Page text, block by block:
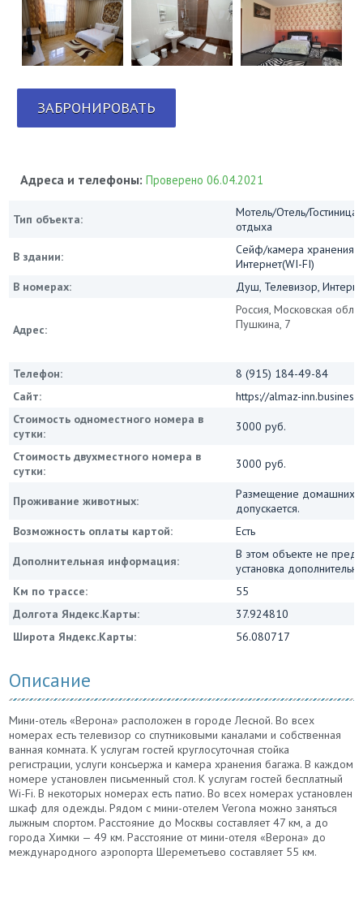
ЗАБРОНИРОВАТЬ
Адреса и телефоны:Проверено 06.04.2021
Тип объекта:
Мотель/Отель/
отдыха
В здании:
Сейф/камера хранения,
Интернет(WI-FI)
В номерах:
Душ, Телевизор,
Адрес:
Россия, Московская
Пушкина, 7
Телефон:
8 (915) 184-49-84
Сайт:
https://almaz-
Стоимость одноместного номера в
сутки:
3000 руб.
Стоимость двухместного номера в
сутки:
3000 руб.
Проживание животных:
Размещение домашних
допускается.
Возможность оплаты картой:
Есть
Дополнительная информация:
В этом объекте не
установка
Км по трассе:
55
Долгота Яндекс.Карты:
37.924810
Широта Яндекс.Карты:
56.080717
Описание
Мини-отель «Верона» расположен в городе Лесной. Во всех
номерах есть телевизор со спутниковыми каналами и собственная
ванная комната. К услугам гостей круглосуточная стойка
регистрации, услуги консьержа и камера хранения багажа. В каждом
номере установлен письменный стол. К услугам гостей бесплатный
Wi-Fi. В некоторых номерах есть патио. Во всех номерах установлен
шкаф для одежды. Рядом с мини-отелем Verona можно заняться
лыжным спортом. Расстояние до Москвы составляет 47 км, а до
города Химки — 49 км. Расстояние от мини-отеля «Верона» до
международного аэропорта Шереметьево составляет 55 км.